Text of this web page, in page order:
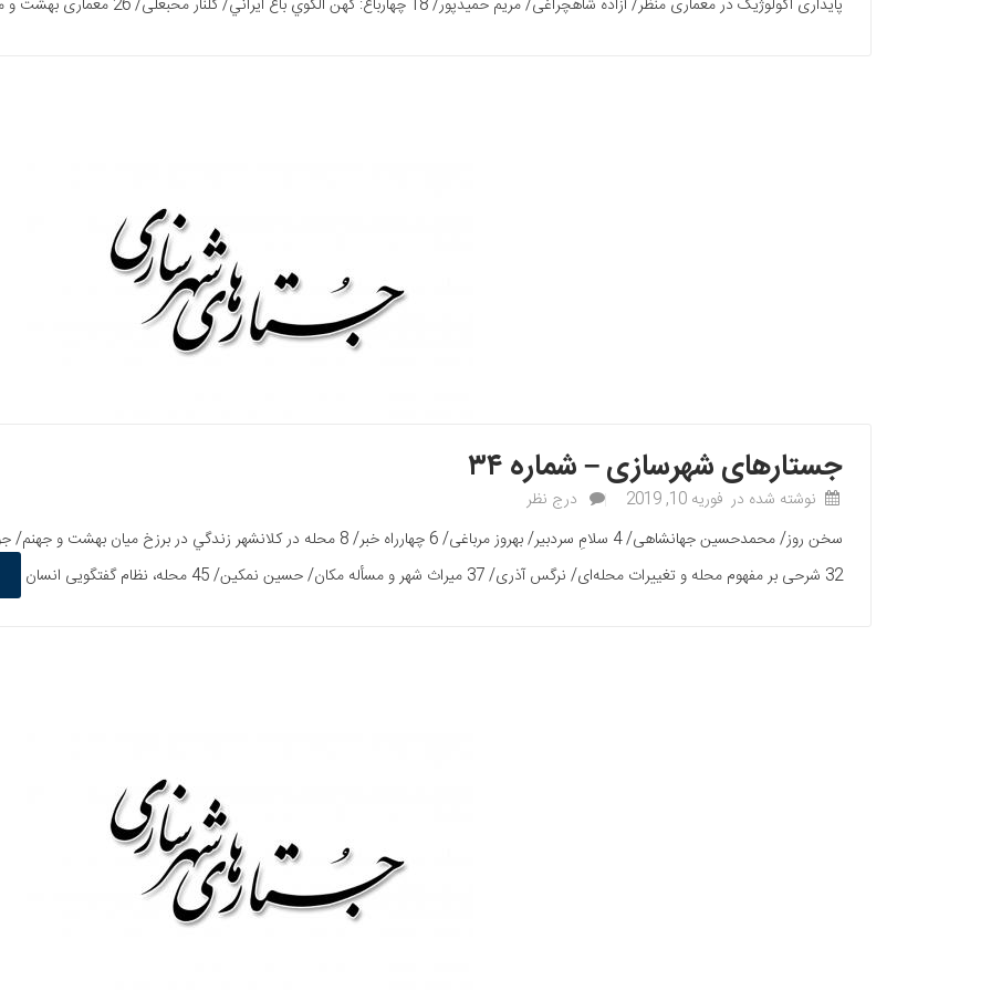
جستارهای شهرسازی – شماره ۳۴
نوشته شده در فوریه 10, 2019
درج نظر
32 شرحی بر مفهوم محله و تغییرات محله‌ای/ نرگس آذری/ 37 میراث شهر و مسأله مکان/ حسین نمکین/ 45 محله، نظام گفتگویی انسان